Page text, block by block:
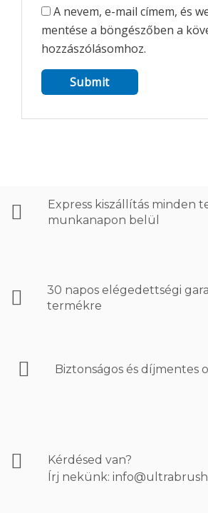
A nevem, e-mail címem, és
mentése a böngészőben a
hozzászólásomhoz.
Express kiszállítás minden
munkanapon belül
30 napos elégedettségi
termékre
Biztonságos és díjmentes
Kérdésed van?
Írj nekünk: